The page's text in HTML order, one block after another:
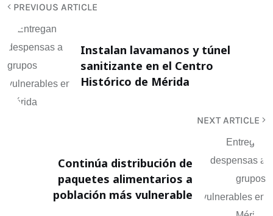
PREVIOUS ARTICLE
Instalan lavamanos y túnel
sanitizante en el Centro
Histórico de Mérida
NEXT ARTICLE
Continúa distribución de
paquetes alimentarios a
población más vulnerable